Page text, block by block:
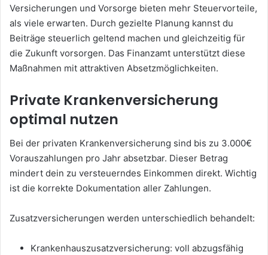
Versicherungen und Vorsorge bieten mehr Steuervorteile,
als viele erwarten. Durch gezielte Planung kannst du
Beiträge steuerlich geltend machen und gleichzeitig für
die Zukunft vorsorgen. Das Finanzamt unterstützt diese
Maßnahmen mit attraktiven Absetzmöglichkeiten.
Private Krankenversicherung
optimal nutzen
Bei der privaten Krankenversicherung sind bis zu 3.000€
Vorauszahlungen pro Jahr absetzbar. Dieser Betrag
mindert dein zu versteuerndes Einkommen direkt. Wichtig
ist die korrekte Dokumentation aller Zahlungen.
Zusatzversicherungen werden unterschiedlich behandelt:
Krankenhauszusatzversicherung: voll abzugsfähig